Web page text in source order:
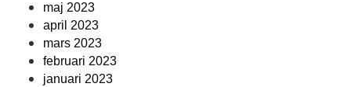
maj 2023
april 2023
mars 2023
februari 2023
januari 2023